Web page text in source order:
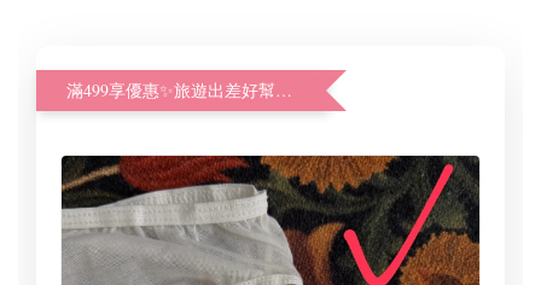
滿499享優惠✨旅遊出差好幫手體驗加購價